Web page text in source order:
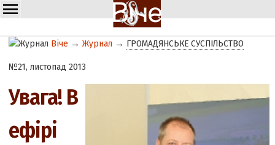
Віче →Журнал → ГРОМАДЯНСЬКЕ СУСПІЛЬСТВО
№21, листопад 2013
Увага! В
ефірі